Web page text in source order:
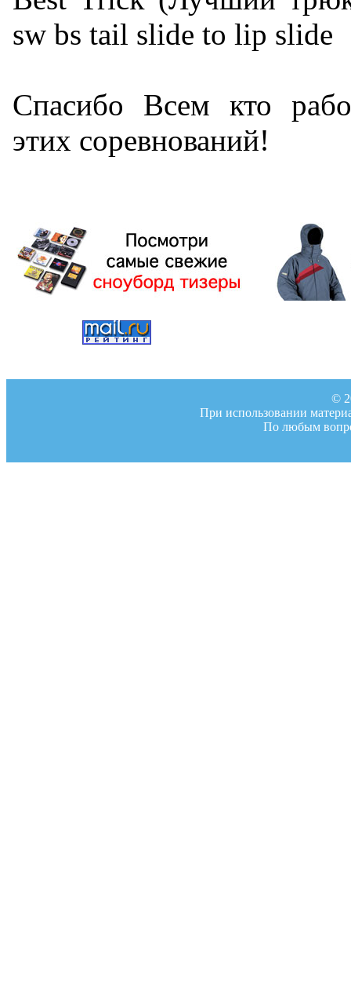
sw bs tail slide to lip slide
Спасибо Всем кто
этих соревнований!
©
При использовании
По любым